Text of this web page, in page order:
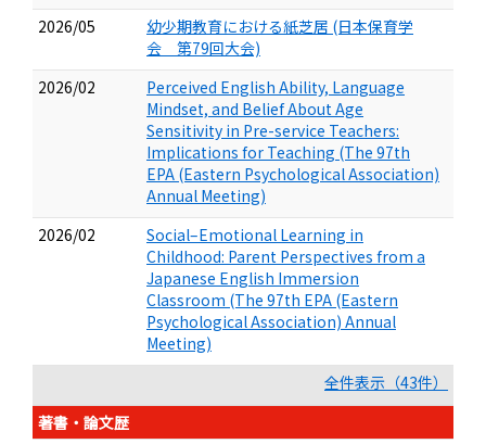
2026/05
幼少期教育における紙芝居 (日本保育学
会 第79回大会)
2026/02
Perceived English Ability, Language
Mindset, and Belief About Age
Sensitivity in Pre-service Teachers:
Implications for Teaching (The 97th
EPA (Eastern Psychological Association)
Annual Meeting)
2026/02
Social–Emotional Learning in
Childhood: Parent Perspectives from a
Japanese English Immersion
Classroom (The 97th EPA (Eastern
Psychological Association) Annual
Meeting)
全件表示（43件）
著書・論文歴